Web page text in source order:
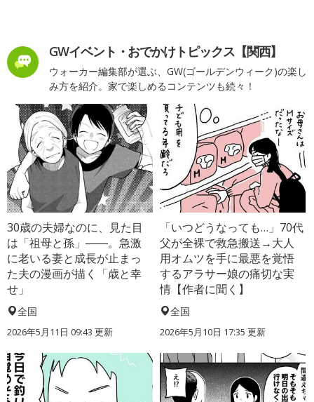
GWイベント・おでかけトピックス【関西】
ウォーカー編集部が選ぶ、GW(ゴールデンウィーク)の楽し
み方を紹介。家で楽しめるコンテンツも続々！
30歳の夫婦なのに、見た目
は「祖母と孫」――。急激
に老いる妻と成長が止まっ
た夫の漫画が描く「歳と幸
せ」
全国
2026年5月11日 09:43 更新
「いつどうなっても…」70代
父が全裸で救急搬送→大人
用オムツを手に最悪を覚悟
するアラサー娘の痛切な実
情【作者に聞く】
全国
2026年5月10日 17:35 更新